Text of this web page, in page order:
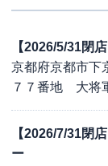
【2026/5/31閉
京都府京都市下
７７番地 大将
【2026/7/31閉
ー